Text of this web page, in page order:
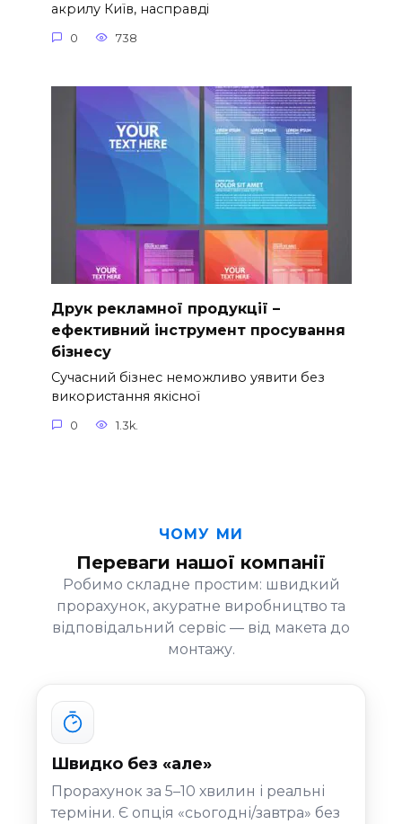
акрилу Київ, насправді
0 738
Друк рекламної продукції –
ефективний інструмент просування
бізнесу
Сучасний бізнес неможливо уявити без
використання якісної
0 1.3k.
ЧОМУ МИ
Переваги нашої компанії
Робимо складне простим: швидкий
прорахунок, акуратне виробництво та
відповідальний сервіс — від макета до
монтажу.
Швидко без «але»
Прорахунок за 5–10 хвилин і реальні
терміни. Є опція «сьогодні/завтра» без